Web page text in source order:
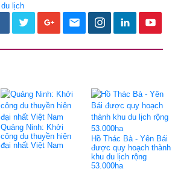
du lịch
Quảng Ninh: Khởi
công du thuyền hiện
đại nhất Việt Nam
Hồ Thác Bà - Yên Bái
được quy hoạch thành
khu du lịch rộng
53.000ha